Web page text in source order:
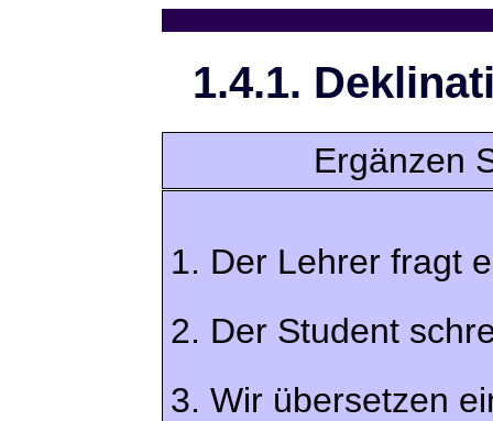
1.4.1.
Ergänzen
1. Der Lehrer fragt
2. Der Student
3. Wir übersetzen